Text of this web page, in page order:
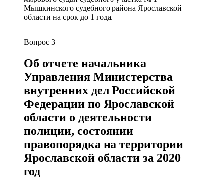
Мышкинского судебного района Ярославской
области на срок до 1 года.
Вопрос 3
Об отчете начальника
Управления Министерства
внутренних дел Российской
Федерации по Ярославской
области о деятельности
полиции, состоянии
правопорядка на территории
Ярославской области за 2020
год